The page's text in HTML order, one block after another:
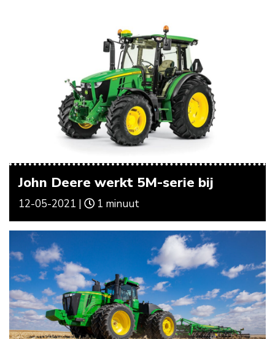
John Deere werkt 5M-serie bij
12-05-2021 | 1 minuut